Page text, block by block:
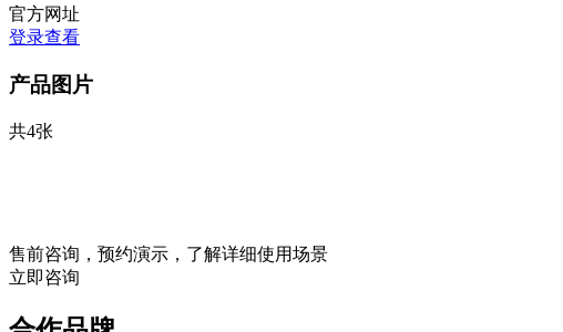
官方网址
登录查看
产品图片
共4张
售前咨询，预约演示，了解详细使用场景
立即咨询